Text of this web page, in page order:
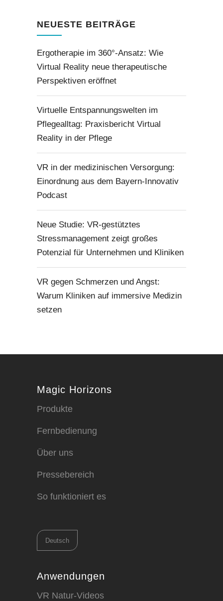
NEUESTE BEITRÄGE
Ergotherapie im 360°-Ansatz: Wie
Virtual Reality neue therapeutische
Perspektiven eröffnet
Virtuelle Entspannungswelten im
Pflegealltag: Praxisbericht Virtual
Reality in der Pflege
VR in der medizinischen Versorgung:
Einordnung aus dem Bayern-Innovativ
Podcast
Neue Studie: VR-gestütztes
Stressmanagement zeigt großes
Potenzial für Unternehmen und Kliniken
VR gegen Schmerzen und Angst:
Warum Kliniken auf immersive Medizin
setzen
Magic Horizons
Produkte
Fernbedienung
Über uns
Pressebereich
So funktioniert es
Sprache
auswählen
Anwendungen
VR Natur-Videos